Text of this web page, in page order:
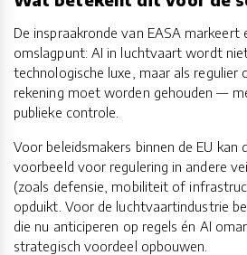
De inspraakronde van EASA markeert
omslagpunt: AI in luchtvaart wordt
technologische luxe, maar als regulier
rekening moet worden gehouden —
publieke controle.
Voor beleidsmakers binnen de EU kan
voorbeeld voor regulering in andere
(zoals defensie, mobiliteit of
opduikt. Voor de luchtvaartindustrie
die nu anticiperen op regels én AI
strategisch voordeel opbouwen.